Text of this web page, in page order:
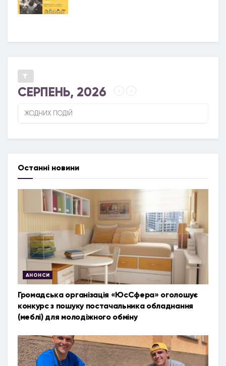
СЕРПЕНЬ, 2026
ЖОДНИХ ПОДІЙ
Останні новини
АНОНСИ
Громадська організація «ЮсСфера» оголошує
конкурс з пошуку постачальника обладнання
(меблі) для молодіжного обміну